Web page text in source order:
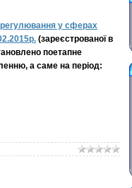
регулювання у сферах
(зареєстрованої в
поетапне
а саме на період: